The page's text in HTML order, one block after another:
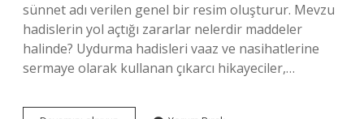
sünnet adı verilen genel bir resim oluşturur. Mevzu
hadislerin yol açtığı zararlar nelerdir maddeler
halinde? Uydurma hadisleri vaaz ve nasihatlerine
sermaye olarak kullanan çıkarcı hikayeciler,…